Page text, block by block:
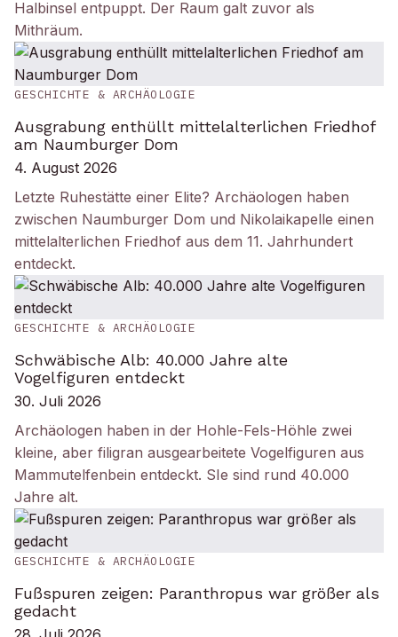
Halbinsel entpuppt. Der Raum galt zuvor als
Mithräum.
GESCHICHTE & ARCHÄOLOGIE
Ausgrabung enthüllt mittelalterlichen Friedhof
am Naumburger Dom
4. August 2026
Letzte Ruhestätte einer Elite? Archäologen haben
zwischen Naumburger Dom und Nikolaikapelle einen
mittelalterlichen Friedhof aus dem 11. Jahrhundert
entdeckt.
GESCHICHTE & ARCHÄOLOGIE
Schwäbische Alb: 40.000 Jahre alte
Vogelfiguren entdeckt
30. Juli 2026
Archäologen haben in der Hohle-Fels-Höhle zwei
kleine, aber filigran ausgearbeitete Vogelfiguren aus
Mammutelfenbein entdeckt. SIe sind rund 40.000
Jahre alt.
GESCHICHTE & ARCHÄOLOGIE
Fußspuren zeigen: Paranthropus war größer als
gedacht